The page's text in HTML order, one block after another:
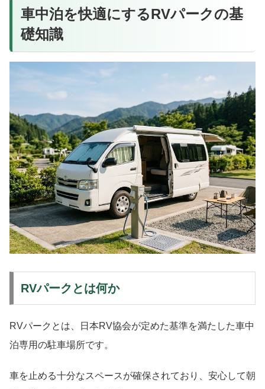
車中泊を快適にするRVパークの基
礎知識
RVパークとは何か
RVパークとは、日本RV協会が定めた基準を満たした車中
泊専用の駐車場所です。
車を止める十分なスペースが確保されており、安心して朝